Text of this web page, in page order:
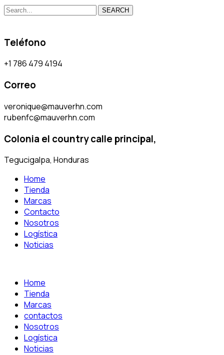
SEARCH
Teléfono
+1 786 479 4194
Correo
veronique@mauverhn.com
rubenfc@mauverhn.com
Colonia el country calle principal,
Tegucigalpa, Honduras
Home
Tienda
Marcas
Contacto
Nosotros
Logística
Noticias
Home
Tienda
Marcas
contactos
Nosotros
Logística
Noticias